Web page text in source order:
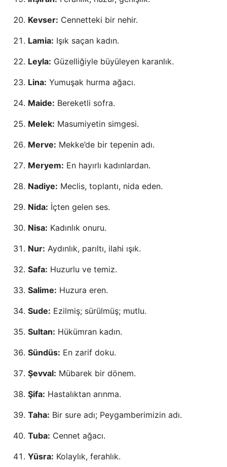
Kevser: Cennetteki bir nehir.
Lamia: Işık saçan kadın.
Leyla: Güzelliğiyle büyüleyen karanlık.
Lina: Yumuşak hurma ağacı.
Maide: Bereketli sofra.
Melek: Masumiyetin simgesi.
Merve: Mekke’de bir tepenin adı.
Meryem: En hayırlı kadınlardan.
Nadiye: Meclis, toplantı, nida eden.
Nida: İçten gelen ses.
Nisa: Kadınlık onuru.
Nur: Aydınlık, parıltı, ilahi ışık.
Safa: Huzurlu ve temiz.
Salime: Huzura eren.
Sude: Ezilmiş; sürülmüş; mutlu.
Sultan: Hükümran kadın.
Sündüs: En zarif doku.
Şevval: Mübarek bir dönem.
Şifa: Hastalıktan arınma.
Taha: Bir sure adı; Peygamberimizin adı.
Tuba: Cennet ağacı.
Yüsra: Kolaylık, ferahlık.